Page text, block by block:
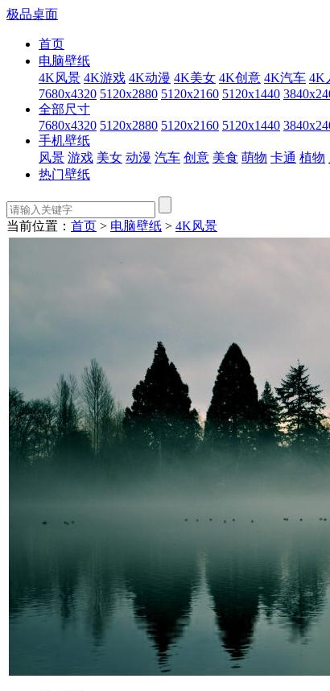
极品桌面
首页
电脑壁纸
4K风景 4K游戏 4K动漫 4K美女 4K创意 4K汽车 4K
7680x4320 5120x2880 5120x2160 5120x1440
全部尺寸
7680x4320 5120x2880 5120x2160 5120x1440
手机壁纸
风景 游戏 美女 动漫 汽车 创意 美食 萌物 卡通 植物
热门壁纸
当前位置： 首页 > 电脑壁纸 > 4K风景